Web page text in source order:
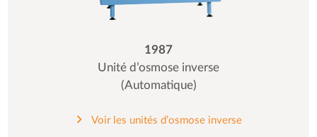
1987
Unité d’osmose inverse
(Automatique)
Voir les unités d’osmose inverse